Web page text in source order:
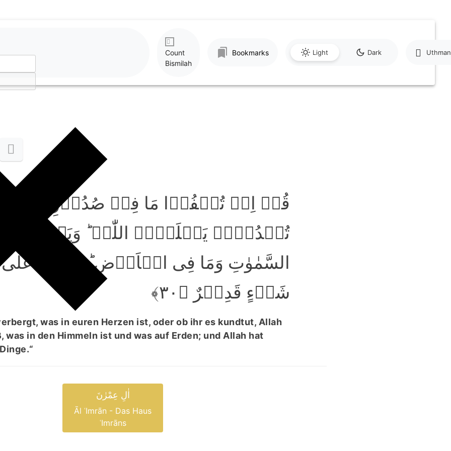
Count
Bismilah
Bookmarks Light Dark
قُلۡ اِنۡ تُخۡفُوۡا مَا فِیۡ صُدُوۡرِکُمۡ اَوۡ
تُبۡدُوۡہُ یَعۡلَمۡہُ اللّٰہُ ؕ وَیَعۡلَمُ مَا
السَّمٰوٰتِ وَمَا فِی الۡاَرۡضِ ؕ وَاللّٰہُ عَلٰی
شَیۡءٍ قَدِیۡرٌ ﴿۳۰﴾
was in euren Herzen ist, oder ob ihr es kundtut, Allah
was in den Himmeln ist und was auf Erden; und Allah hat
اٰلِ عِمْرٰنَ
Āl ʿImrān - Das Haus
ʿImrāns